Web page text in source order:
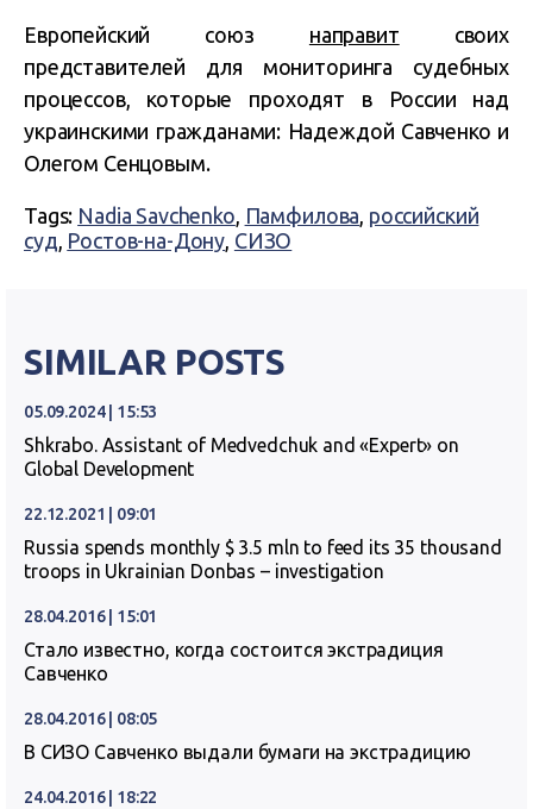
Европейский союз направит своих
представителей для мониторинга судебных
процессов, которые проходят в России над
украинскими гражданами: Надеждой Савченко и
Олегом Сенцовым.
Tags: Nadia Savchenko, Памфилова, российский
суд, Ростов-на-Дону, СИЗО
SIMILAR POSTS
05.09.2024 | 15:53
Shkrabo. Assistant of Medvedchuk and «Expert» on
Global Development
22.12.2021 | 09:01
Russia spends monthly $ 3.5 mln to feed its 35 thousand
troops in Ukrainian Donbas – investigation
28.04.2016 | 15:01
Стало известно, когда состоится экстрадиция
Савченко
28.04.2016 | 08:05
В СИЗО Савченко выдали бумаги на экстрадицию
24.04.2016 | 18:22